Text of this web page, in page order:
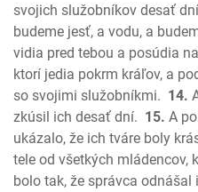
Ev. Matúša
Ev. Marka
Ev. Lukáša
Ev. Jána
Skutky apoštolov
List Rimanom
1. List Korintským
2. List Korintským
svojich služobníkov desať
budeme jesť, a vodu, a
vidia pred tebou a posúdia
ktorí jedia pokrm kráľov, a
so svojimi služobníkmi. 14.
zkúsil ich desať dní. 15. A
ukázalo, že ich tváre boly
tele od všetkých mládencov,
bolo tak, že správca